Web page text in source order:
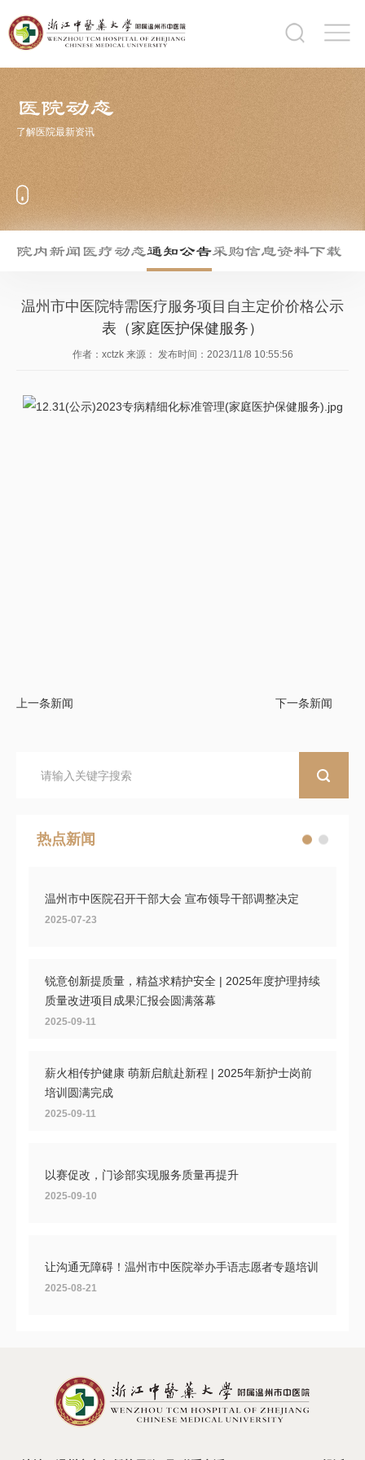
医院动态
了解医院最新资讯
院内新闻 医疗动态通知公告采购信息资料下载
温州市中医院特需医疗服务项目自主定价价格公示
表（家庭医护保健服务）
作者：xctzk 来源： 发布时间：2023/11/8 10:55:56
上一条新闻 下一条新闻
热点新闻
温州市中医院召开干部大会 宣布领导干部调整决定
2025-07-23
锐意创新提质量，精益求精护安全 | 2025年度护理持续
质量改进项目成果汇报会圆满落幕
2025-09-11
薪火相传护健康 萌新启航赴新程 | 2025年新护士岗前
培训圆满完成
2025-09-11
以赛促改，门诊部实现服务质量再提升
2025-09-10
让沟通无障碍！温州市中医院举办手语志愿者专题培训
2025-08-21
2025-08-19